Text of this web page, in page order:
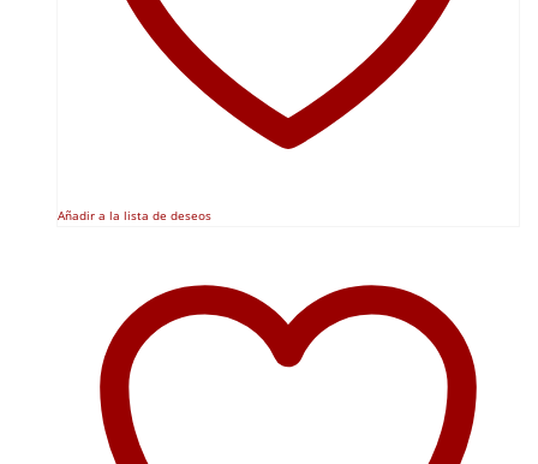
Añadir a la lista de deseos